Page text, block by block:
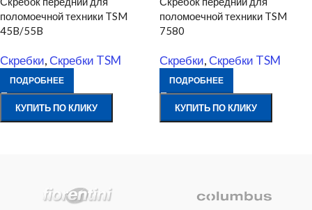
поломоечной техники TSM
45B/55B
Скребки, Скребки TSM
ПОДРОБНЕЕ
КУПИТЬ ПО КЛИКУ
поломоечной техники TSM
7580
Скребки, Скребки TSM
ПОДРОБНЕЕ
КУПИТЬ ПО КЛИКУ